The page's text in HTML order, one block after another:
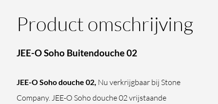
Product omschrijving
JEE-O Soho Buitendouche 02
JEE-O Soho douche 02, Nu verkrijgbaar bij Stone
Company. JEE-O Soho douche 02 vrijstaande